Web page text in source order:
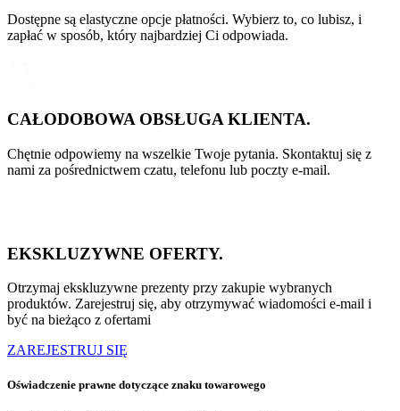
Dostępne są elastyczne opcje płatności. Wybierz to, co lubisz, i
zapłać w sposób, który najbardziej Ci odpowiada.
CAŁODOBOWA OBSŁUGA KLIENTA.
Chętnie odpowiemy na wszelkie Twoje pytania. Skontaktuj się z
nami za pośrednictwem czatu, telefonu lub poczty e-mail.
EKSKLUZYWNE OFERTY.
Otrzymaj ekskluzywne prezenty przy zakupie wybranych
produktów. Zarejestruj się, aby otrzymywać wiadomości e-mail i
być na bieżąco z ofertami
ZAREJESTRUJ SIĘ
Oświadczenie prawne dotyczące znaku towarowego